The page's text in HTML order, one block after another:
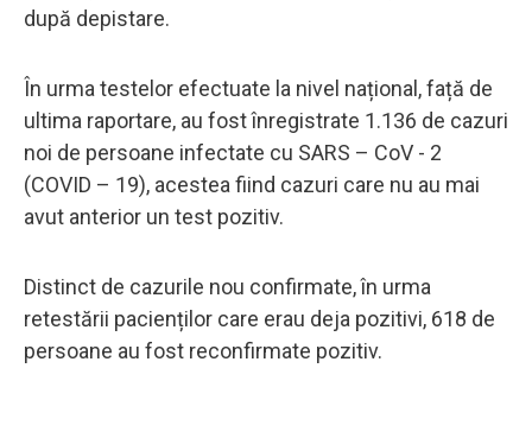
după depistare.
În urma testelor efectuate la nivel național, față de
ultima raportare, au fost înregistrate 1.136 de cazuri
noi de persoane infectate cu SARS – CoV - 2
(COVID – 19), acestea fiind cazuri care nu au mai
avut anterior un test pozitiv.
Distinct de cazurile nou confirmate, în urma
retestării pacienților care erau deja pozitivi, 618 de
persoane au fost reconfirmate pozitiv.